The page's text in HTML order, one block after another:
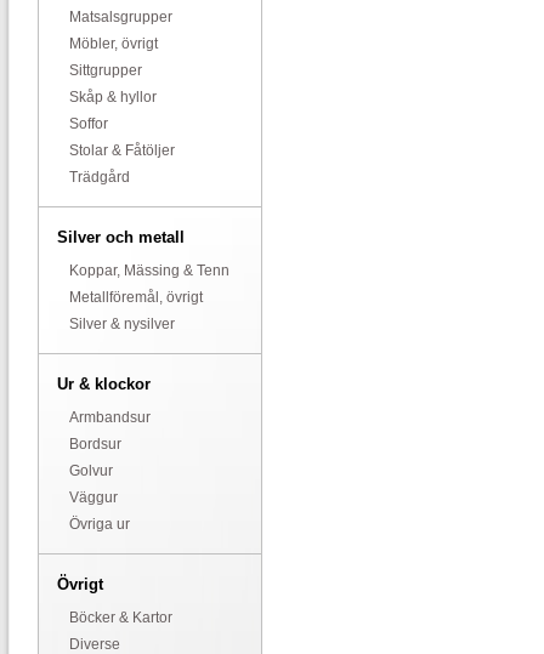
Matsalsgrupper
Möbler, övrigt
Sittgrupper
Skåp & hyllor
Soffor
Stolar & Fåtöljer
Trädgård
Silver och metall
Koppar, Mässing & Tenn
Metallföremål, övrigt
Silver & nysilver
Ur & klockor
Armbandsur
Bordsur
Golvur
Väggur
Övriga ur
Övrigt
Böcker & Kartor
Diverse